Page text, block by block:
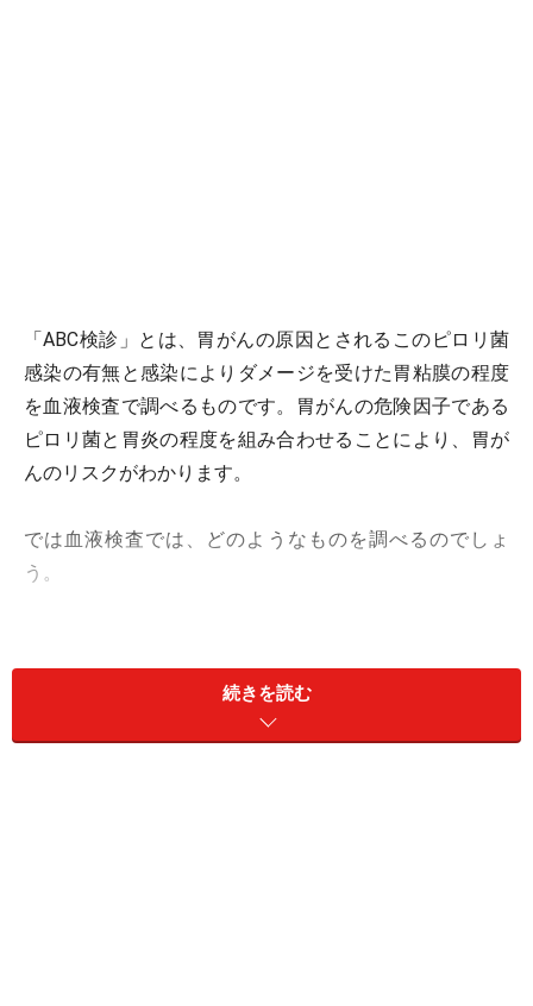
「ABC検診」とは、胃がんの原因とされるこのピロリ菌
感染の有無と感染によりダメージを受けた胃粘膜の程度
を血液検査で調べるものです。胃がんの危険因子である
ピロリ菌と胃炎の程度を組み合わせることにより、胃が
んのリスクがわかります。
では血液検査では、どのようなものを調べるのでしょ
う。
血液検査でわかる「胃の健康度」と「ピロ
続きを読む